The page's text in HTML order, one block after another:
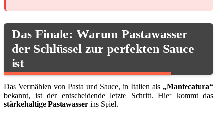
Das Finale: Warum Pastawasser
der Schlüssel zur perfekten Sauce
ist
Das Vermählen von Pasta und Sauce, in Italien als „Mantecatura“
bekannt, ist der entscheidende letzte Schritt. Hier kommt das
stärkehaltige Pastawasser ins Spiel.